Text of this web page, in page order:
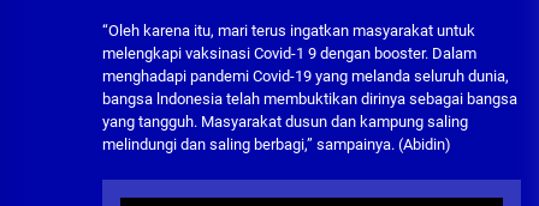
“Oleh karena itu, mari terus ingatkan masyarakat untuk
melengkapi vaksinasi Covid-1 9 dengan booster. Dalam
menghadapi pandemi Covid-19 yang melanda seluruh dunia,
bangsa lndonesia telah membuktikan dirinya sebagai bangsa
yang tangguh. Masyarakat dusun dan kampung saling
melindungi dan saling berbagi,” sampainya. (Abidin)